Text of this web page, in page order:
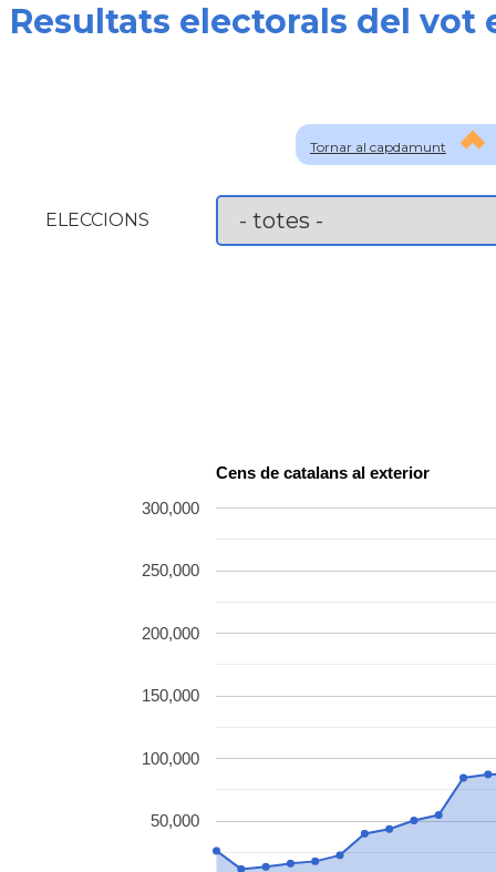
Tornar al capdamunt
Resultats electorals del vot
ELECCIONS
Cens de catalans al exterior
50,000
100,000
150,000
200,000
250,000
300,000